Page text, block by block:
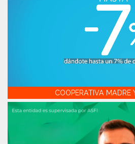
COOPERATIVA MADRE